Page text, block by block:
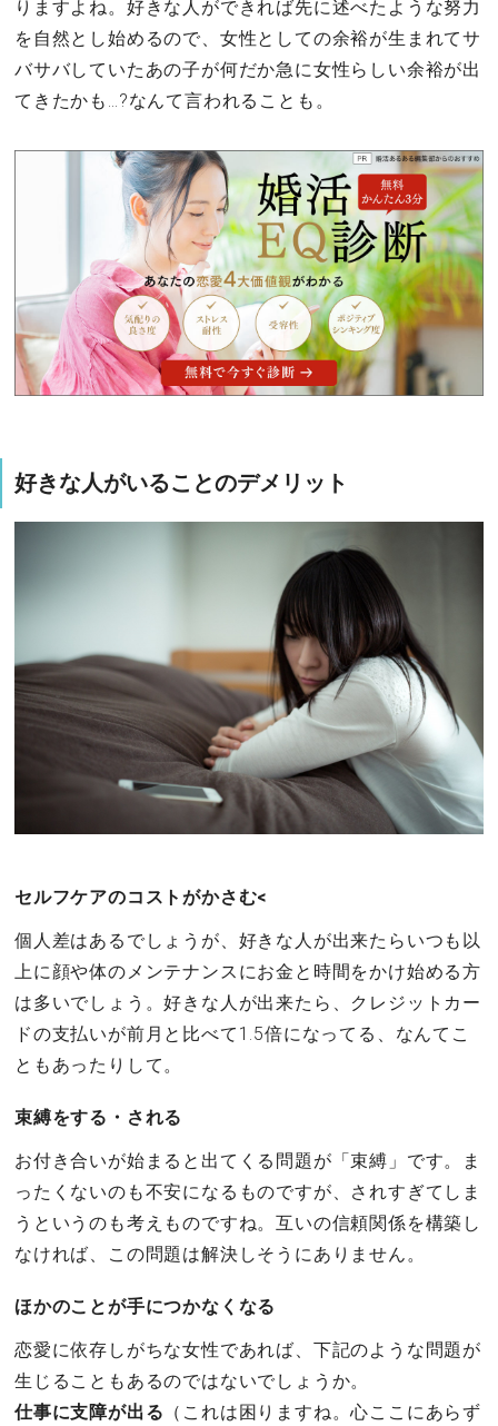
りますよね。好きな人ができれば先に述べたような努力
を自然とし始めるので、女性としての余裕が生まれてサ
バサバしていたあの子が何だか急に女性らしい余裕が出
てきたかも…?なんて言われることも。
好きな人がいることのデメリット
セルフケアのコストがかさむ<
個人差はあるでしょうが、好きな人が出来たらいつも以
上に顔や体のメンテナンスにお金と時間をかけ始める方
は多いでしょう。好きな人が出来たら、クレジットカー
ドの支払いが前月と比べて1.5倍になってる、なんてこ
ともあったりして。
束縛をする・される
お付き合いが始まると出てくる問題が「束縛」です。ま
ったくないのも不安になるものですが、されすぎてしま
うというのも考えものですね。互いの信頼関係を構築し
なければ、この問題は解決しそうにありません。
ほかのことが手につかなくなる
恋愛に依存しがちな女性であれば、下記のような問題が
生じることもあるのではないでしょうか。
仕事に支障が出る （これは困りますね。心ここにあらず